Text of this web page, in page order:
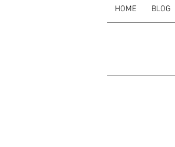
HOME BLOG